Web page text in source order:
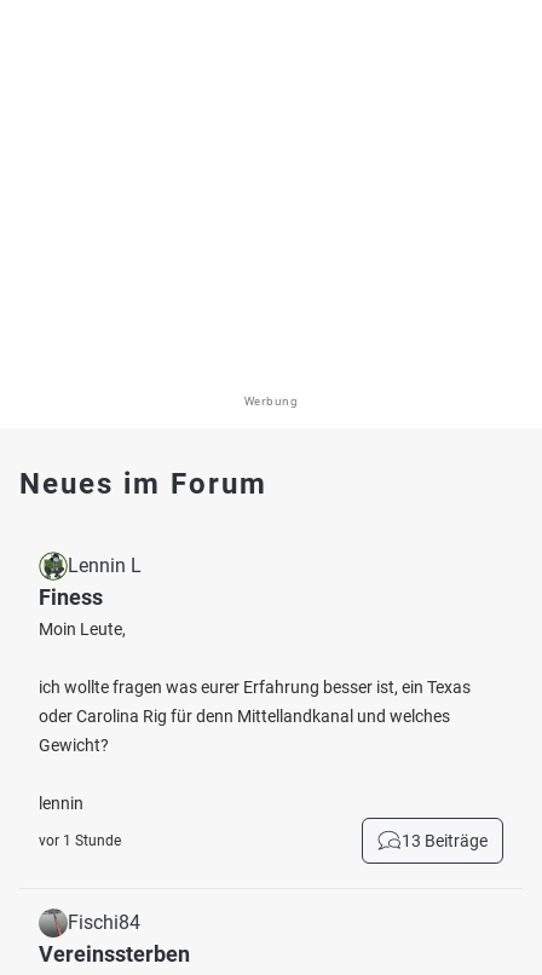
Werbung
Neues im Forum
Lennin L
Finess
Moin Leute,
ich wollte fragen was eurer Erfahrung besser ist, ein Texas
oder Carolina Rig für denn Mittellandkanal und welches
Gewicht?
lennin
vor 1 Stunde 13 Beiträge
Fischi84
Vereinssterben